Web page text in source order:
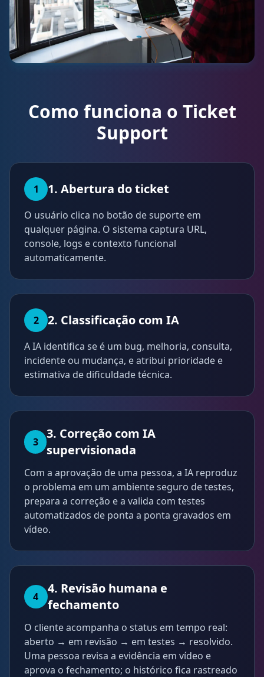
Como funciona o Ticket
Support
1 1. Abertura do ticket
O usuário clica no botão de suporte em
qualquer página. O sistema captura URL,
console, logs e contexto funcional
automaticamente.
2 2. Classificação com IA
A IA identifica se é um bug, melhoria, consulta,
incidente ou mudança, e atribui prioridade e
estimativa de dificuldade técnica.
3
3. Correção com IA
supervisionada
Com a aprovação de uma pessoa, a IA reproduz
o problema em um ambiente seguro de testes,
prepara a correção e a valida com testes
automatizados de ponta a ponta gravados em
vídeo.
4
4. Revisão humana e
fechamento
O cliente acompanha o status em tempo real:
aberto → em revisão → em testes → resolvido.
Uma pessoa revisa a evidência em vídeo e
aprova o fechamento; o histórico fica rastreado